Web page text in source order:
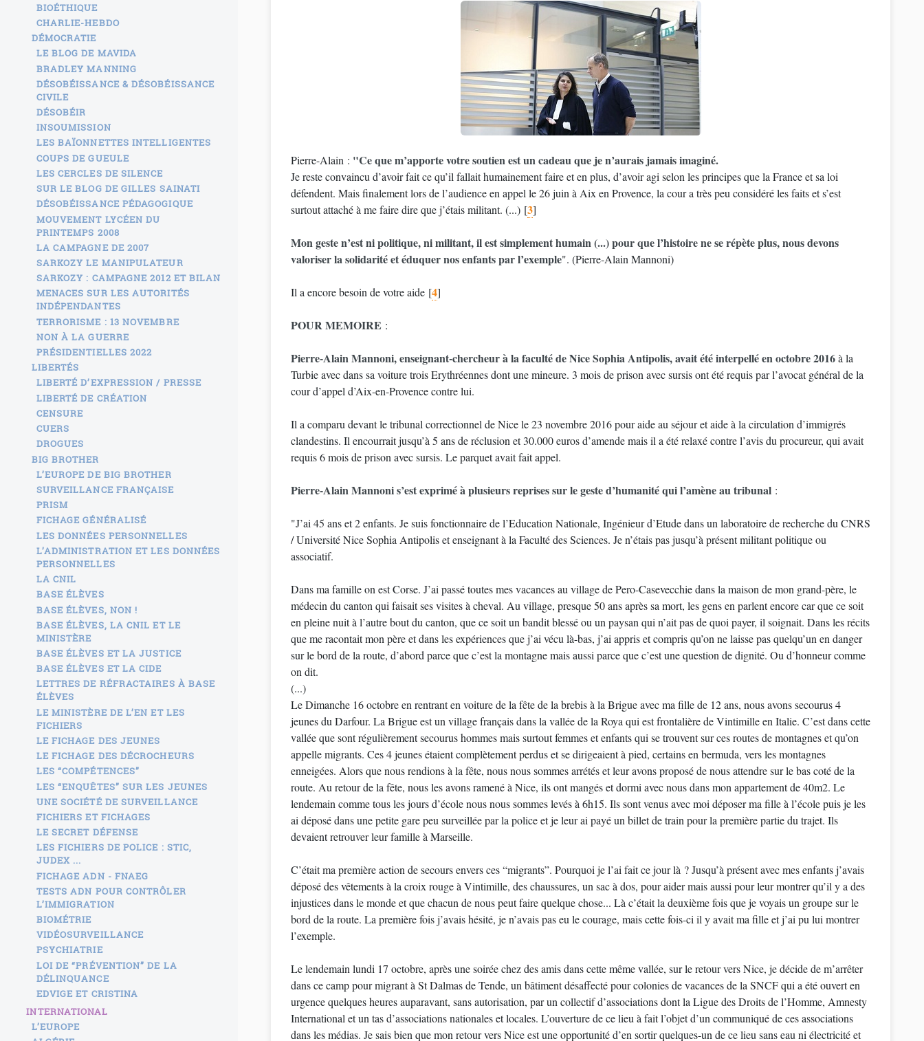
Pierre-Alain : "Ce que m’apporte votre soutien est un cadeau que je n’aurais jamais imaginé.
Je reste convaincu d’avoir fait ce qu’il fallait humainement faire et en plus, d’avoir agi selon les principes que la France et sa loi
défendent. Mais finalement lors de l’audience en appel le 26 juin à Aix en Provence, la cour a très peu considéré les faits et s’est
surtout attaché à me faire dire que j’étais militant. (...) [3]
Mon geste n’est ni politique, ni militant, il est simplement humain (...) pour que l’histoire ne se répète plus, nous devons
valoriser la solidarité et éduquer nos enfants par l’exemple". (Pierre-Alain Mannoni)
Il a encore besoin de votre aide [4]
POUR MEMOIRE :
Pierre-Alain Mannoni, enseignant-chercheur à la faculté de Nice Sophia Antipolis, avait été interpellé en octobre 2016à la
Turbie avec dans sa voiture trois Erythréennes dont une mineure. 3 mois de prison avec sursis ont été requis par l’avocat général de la
cour d’appel d’Aix-en-Provence contre lui.
Il a comparu devant le tribunal correctionnel de Nice le 23 novembre 2016 pour aide au séjour et aide à la circulation d’immigrés
clandestins. Il encourrait jusqu’à 5 ans de réclusion et 30.000 euros d’amende mais il a été relaxé contre l’avis du procureur, qui avait
requis 6 mois de prison avec sursis. Le parquet avait fait appel.
Pierre-Alain Mannoni s’est exprimé à plusieurs reprises sur le geste d’humanité qui l’amène au tribunal :
"J’ai 45 ans et 2 enfants. Je suis fonctionnaire de l’Education Nationale, Ingénieur d’Etude dans un laboratoire de recherche du CNRS
/ Université Nice Sophia Antipolis et enseignant à la Faculté des Sciences. Je n’étais pas jusqu’à présent militant politique ou
associatif.
Dans ma famille on est Corse. J’ai passé toutes mes vacances au village de Pero-Casevecchie dans la maison de mon grand-père, le
médecin du canton qui faisait ses visites à cheval. Au village, presque 50 ans après sa mort, les gens en parlent encore car que ce soit
en pleine nuit à l’autre bout du canton, que ce soit un bandit blessé ou un paysan qui n’ait pas de quoi payer, il soignait. Dans les récits
que me racontait mon père et dans les expériences que j’ai vécu là-bas, j’ai appris et compris qu’on ne laisse pas quelqu’un en danger
sur le bord de la route, d’abord parce que c’est la montagne mais aussi parce que c’est une question de dignité. Ou d’honneur comme
on dit.
(...)
Le Dimanche 16 octobre en rentrant en voiture de la fête de la brebis à la Brigue avec ma fille de 12 ans, nous avons secourus 4
jeunes du Darfour. La Brigue est un village français dans la vallée de la Roya qui est frontalière de Vintimille en Italie. C’est dans cette
vallée que sont régulièrement secourus hommes mais surtout femmes et enfants qui se trouvent sur ces routes de montagnes et qu’on
appelle migrants. Ces 4 jeunes étaient complètement perdus et se dirigeaient à pied, certains en bermuda, vers les montagnes
enneigées. Alors que nous rendions à la fête, nous nous sommes arrétés et leur avons proposé de nous attendre sur le bas coté de la
route. Au retour de la fête, nous les avons ramené à Nice, ils ont mangés et dormi avec nous dans mon appartement de 40m2. Le
lendemain comme tous les jours d’école nous nous sommes levés à 6h15. Ils sont venus avec moi déposer ma fille à l’école puis je les
ai déposé dans une petite gare peu surveillée par la police et je leur ai payé un billet de train pour la première partie du trajet. Ils
devaient retrouver leur famille à Marseille.
C’était ma première action de secours envers ces “migrants”. Pourquoi je l’ai fait ce jour là ? Jusqu’à présent avec mes enfants j’avais
déposé des vêtements à la croix rouge à Vintimille, des chaussures, un sac à dos, pour aider mais aussi pour leur montrer qu’il y a des
injustices dans le monde et que chacun de nous peut faire quelque chose... Là c’était la deuxième fois que je voyais un groupe sur le
bord de la route. La première fois j’avais hésité, je n’avais pas eu le courage, mais cette fois-ci il y avait ma fille et j’ai pu lui montrer
l’exemple.
Le lendemain lundi 17 octobre, après une soirée chez des amis dans cette même vallée, sur le retour vers Nice, je décide de m’arrêter
dans ce camp pour migrant à St Dalmas de Tende, un bâtiment désaffecté pour colonies de vacances de la SNCF qui a été ouvert en
urgence quelques heures auparavant, sans autorisation, par un collectif d’associations dont la Ligue des Droits de l’Homme, Amnesty
International et un tas d’associations nationales et locales. L’ouverture de ce lieu à fait l’objet d’un communiqué de ces associations
dans les médias. Je sais bien que mon retour vers Nice est une opportunité d’en sortir quelques-un de ce lieu sans eau ni électricité et
BIOÉTHIQUE
CHARLIE-HEBDO
DÉMOCRATIE
LE BLOG DE MAVIDA
BRADLEY MANNING
DÉSOBÉISSANCE & DÉSOBÉISSANCE
CIVILE
DÉSOBÉIR
INSOUMISSION
LES BAÏONNETTES INTELLIGENTES
COUPS DE GUEULE
LES CERCLES DE SILENCE
SUR LE BLOG DE GILLES SAINATI
DÉSOBÉISSANCE PÉDAGOGIQUE
MOUVEMENT LYCÉEN DU
PRINTEMPS 2008
LA CAMPAGNE DE 2007
SARKOZY LE MANIPULATEUR
SARKOZY : CAMPAGNE 2012 ET BILAN
MENACES SUR LES AUTORITÉS
INDÉPENDANTES
TERRORISME : 13 NOVEMBRE
NON À LA GUERRE
PRÉSIDENTIELLES 2022
LIBERTÉS
LIBERTÉ D’EXPRESSION / PRESSE
LIBERTÉ DE CRÉATION
CENSURE
CUERS
DROGUES
BIG BROTHER
L’EUROPE DE BIG BROTHER
SURVEILLANCE FRANÇAISE
PRISM
FICHAGE GÉNÉRALISÉ
LES DONNÉES PERSONNELLES
L’ADMINISTRATION ET LES DONNÉES
PERSONNELLES
LA CNIL
BASE ÉLÈVES
BASE ÉLÈVES, NON !
BASE ÉLÈVES, LA CNIL ET LE
MINISTÈRE
BASE ÉLÈVES ET LA JUSTICE
BASE ÉLÈVES ET LA CIDE
LETTRES DE RÉFRACTAIRES À BASE
ÉLÈVES
LE MINISTÈRE DE L’EN ET LES
FICHIERS
LE FICHAGE DES JEUNES
LE FICHAGE DES DÉCROCHEURS
LES “COMPÉTENCES”
LES “ENQUÊTES” SUR LES JEUNES
UNE SOCIÉTÉ DE SURVEILLANCE
FICHIERS ET FICHAGES
LE SECRET DÉFENSE
LES FICHIERS DE POLICE : STIC,
JUDEX ...
FICHAGE ADN - FNAEG
TESTS ADN POUR CONTRÔLER
L’IMMIGRATION
BIOMÉTRIE
VIDÉOSURVEILLANCE
PSYCHIATRIE
LOI DE “PRÉVENTION” DE LA
DÉLINQUANCE
EDVIGE ET CRISTINA
INTERNATIONAL
L’EUROPE